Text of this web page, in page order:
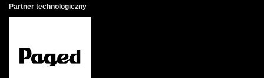
Partner technologiczny